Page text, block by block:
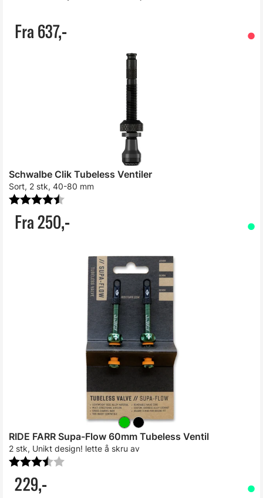
Fra 637,-
Schwalbe Clik Tubeless Ventiler
Sort, 2 stk, 40-80 mm
Fra 250,-
Karakter:
RIDE FARR Supa-Flow 60mm Tubeless Ventil
2 stk, Unikt design! lette å skru av
229,-
Karakter: